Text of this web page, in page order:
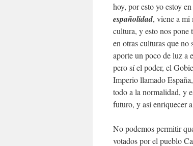
hoy, por esto yo estoy
españolidad, viene a mi
cultura, y esto nos pone
en otras culturas que no
aporte un poco de luz a
pero sí el poder, el
Imperio llamado
todo a la normalidad, y
futuro, y así enriquecer
No podemos permitir
votados por el pueblo